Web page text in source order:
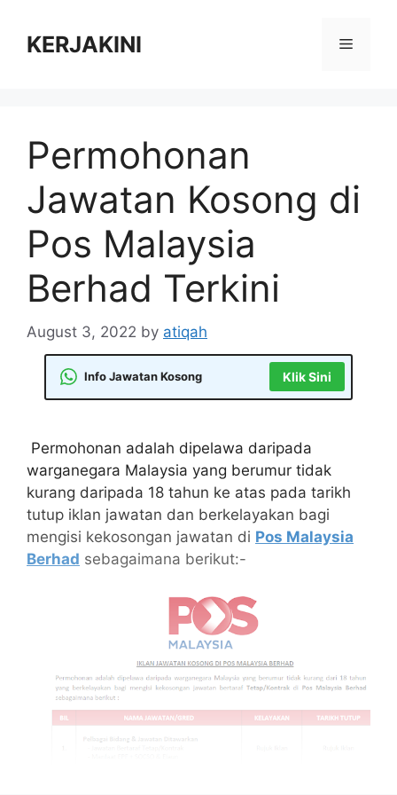
contentKERJAKINI Menu
Permohonan
Jawatan Kosong di
Pos Malaysia
Berhad Terkini
August 3, 2022 by atiqah
Info Jawatan Kosong Klik Sini
Permohonan adalah dipelawa daripada
warganegara Malaysia yang berumur tidak
kurang daripada 18 tahun ke atas pada tarikh
tutup iklan jawatan dan berkelayakan bagi
mengisi kekosongan jawatan di Pos Malaysia
Berhad sebagaimana berikut:-